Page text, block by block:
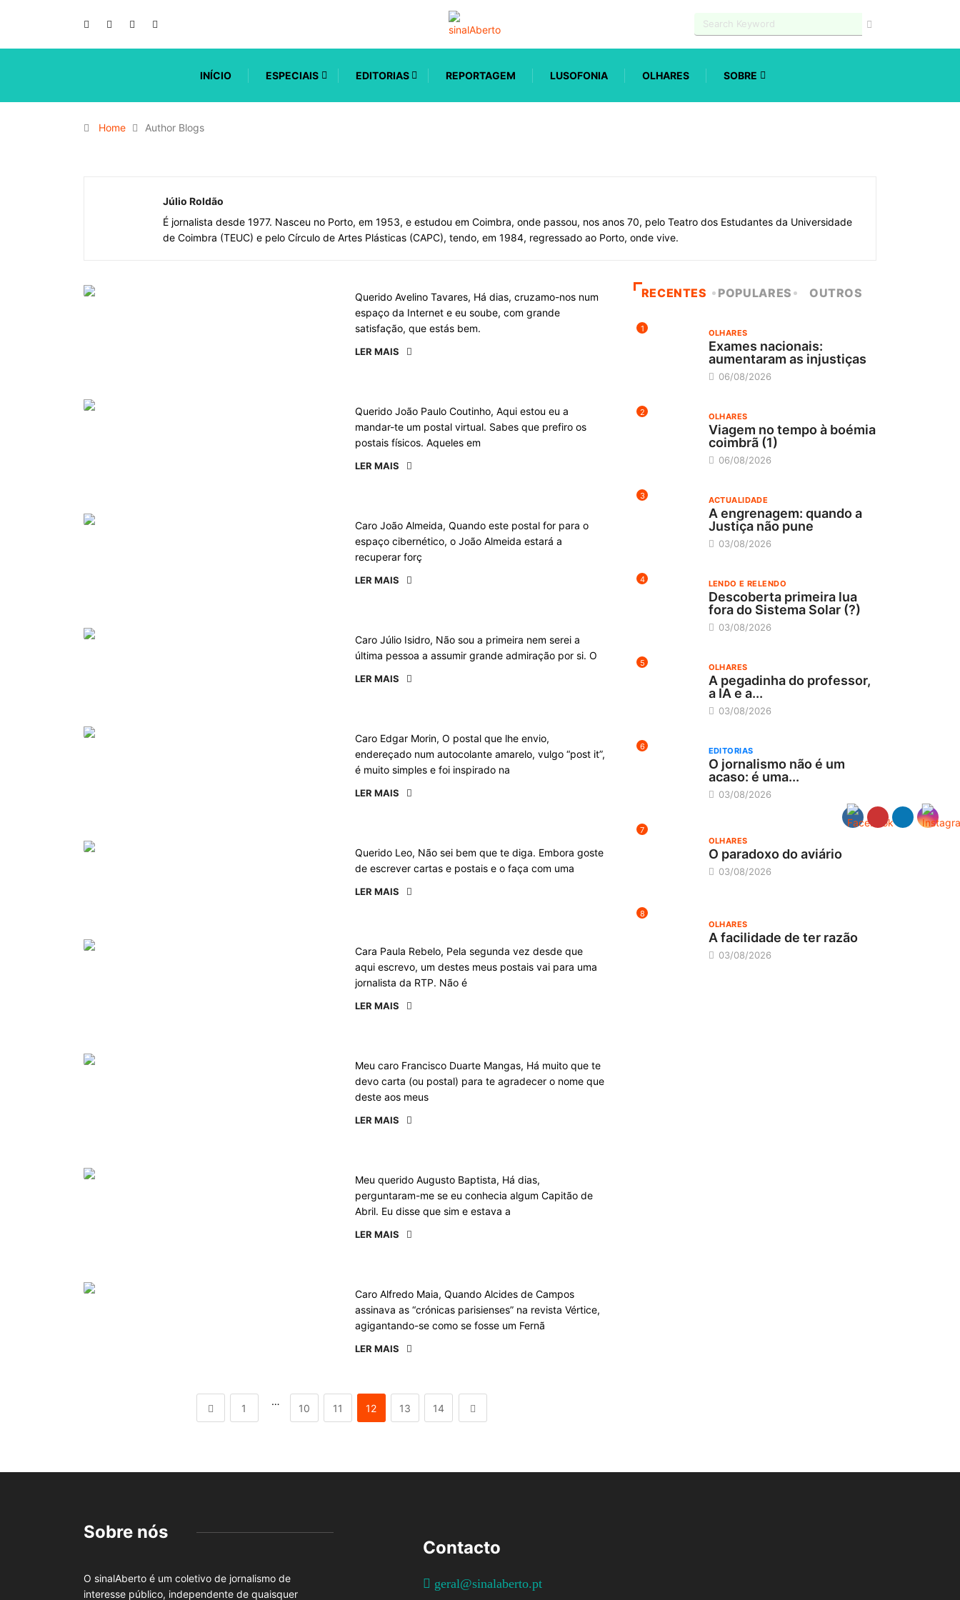
INÍCIO ESPECIAIS EDITORIAS REPORTAGEM LUSOFONIA OLHARES SOBRE
Home Author Blogs
Júlio Roldão
É jornalista desde 1977. Nasceu no Porto, em 1953, e estudou em Coimbra, onde passou, nos anos 70, pelo Teatro dos Estudantes da Universidade
de Coimbra (TEUC) e pelo Círculo de Artes Plásticas (CAPC), tendo, em 1984, regressado ao Porto, onde vive.
Querido Avelino Tavares, Há dias, cruzamo-nos num
espaço da Internet e eu soube, com grande
satisfação, que estás bem.
LER MAIS
Querido João Paulo Coutinho, Aqui estou eu a
mandar-te um postal virtual. Sabes que prefiro os
postais físicos. Aqueles em
LER MAIS
Caro João Almeida, Quando este postal for para o
espaço cibernético, o João Almeida estará a
recuperar forç
LER MAIS
Caro Júlio Isidro, Não sou a primeira nem serei a
última pessoa a assumir grande admiração por si. O
LER MAIS
Caro Edgar Morin, O postal que lhe envio,
endereçado num autocolante amarelo, vulgo “post it”,
é muito simples e foi inspirado na
LER MAIS
Querido Leo, Não sei bem que te diga. Embora goste
de escrever cartas e postais e o faça com uma
LER MAIS
Cara Paula Rebelo, Pela segunda vez desde que
aqui escrevo, um destes meus postais vai para uma
jornalista da RTP. Não é
LER MAIS
Meu caro Francisco Duarte Mangas, Há muito que te
devo carta (ou postal) para te agradecer o nome que
deste aos meus
LER MAIS
Meu querido Augusto Baptista, Há dias,
perguntaram-me se eu conhecia algum Capitão de
Abril. Eu disse que sim e estava a
LER MAIS
Caro Alfredo Maia, Quando Alcides de Campos
assinava as “crónicas parisienses” na revista Vértice,
agigantando-se como se fosse um Fernã
LER MAIS
1
…
10 11 12 13 14
RECENTES POPULARES OUTROS
1 OLHARES
Exames nacionais:
aumentaram as injustiças
06/08/2026
2 OLHARES
Viagem no tempo à boémia
coimbrã (1)
06/08/2026
3 ACTUALIDADE
A engrenagem: quando a
Justiça não pune
03/08/2026
4 LENDO E RELENDO
Descoberta primeira lua
fora do Sistema Solar (?)
03/08/2026
5 OLHARES
A pegadinha do professor,
a IA e a...
03/08/2026
6 EDITORIAS
O jornalismo não é um
acaso: é uma...
03/08/2026
7
OLHARES
O paradoxo do aviário
03/08/2026
8
OLHARES
A facilidade de ter razão
03/08/2026
Sobre nós
O sinalAberto é um coletivo de jornalismo de
interesse público, independente de quaisquer
Contacto
geral@sinalaberto.pt